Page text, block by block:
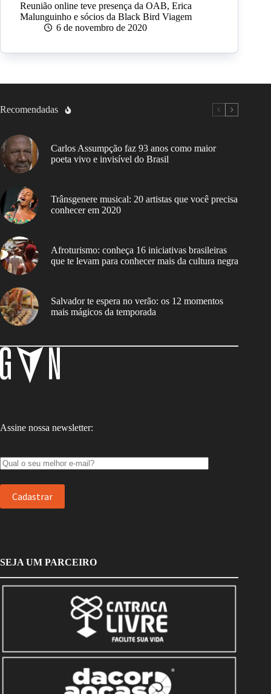
Reunião online teve presença da OAB, Erica
Malunguinho e sócios da Black Bird Viagem
6 de novembro de 2020
Recomendadas
Carlos Assumpção faz 93 anos como maior
poeta vivo e invisível do Brasil
Trânsgenere musical: 20 artistas que você precisa
conhecer em 2020
Afroturismo: conheça 16 iniciativas brasileiras
que te levam para conhecer mais da cultura negra
Salvador te espera no verão: os 12 momentos
mais mágicos da temporada
Assine nossa newsletter:
SEJA UM PARCEIRO